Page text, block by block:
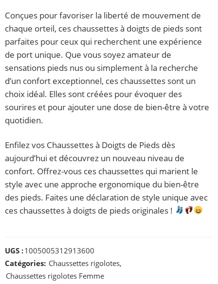
Conçues pour favoriser la liberté de mouvement de
chaque orteil, ces chaussettes à doigts de pieds sont
parfaites pour ceux qui recherchent une expérience
de port unique. Que vous soyez amateur de
sensations pieds nus ou simplement à la recherche
d’un confort exceptionnel, ces chaussettes sont un
choix idéal. Elles sont créées pour évoquer des
sourires et pour ajouter une dose de bien-être à votre
quotidien.
Enfilez vos Chaussettes à Doigts de Pieds dès
aujourd’hui et découvrez un nouveau niveau de
confort. Offrez-vous ces chaussettes qui marient le
style avec une approche ergonomique du bien-être
des pieds. Faites une déclaration de style unique avec
ces chaussettes à doigts de pieds originales !
UGS :1005005312913600
Catégories: Chaussettes rigolotes,
Chaussettes rigolotes Femme